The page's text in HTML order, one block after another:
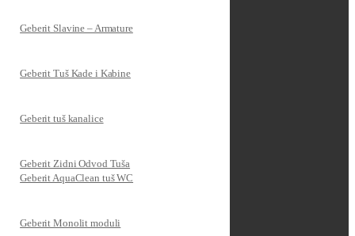
Geberit Slavine – Armature
Geberit Tuš Kade i Kabine
Geberit tuš kanalice
Geberit Zidni Odvod Tuša
Geberit AquaClean tuš WC
Geberit Monolit moduli